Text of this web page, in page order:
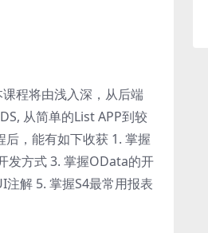
程将由浅入深，从后端
从简单的List APP到较
，能有如下收获 1. 掌握
发方式 3. 掌握OData的开
解 5. 掌握S4最常用报表